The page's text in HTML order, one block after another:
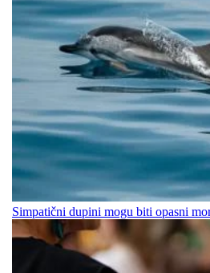
Simpatični dupini mogu biti opasni